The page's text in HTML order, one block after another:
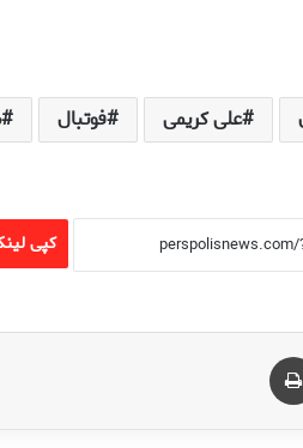
علی کریمی فوتبال
کپی
ایمیل